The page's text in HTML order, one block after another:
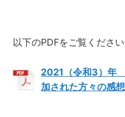
以下のPDFをご覧ください
2021（令和3）年
加された方々の感想